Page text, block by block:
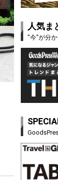
人気ま
"今"が分